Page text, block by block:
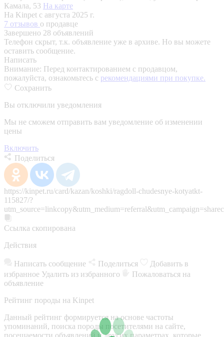
Камала, 53 На карте
На Kinpet c августа 2025 г.
7 отзывов о продавце
Завершено 28 объявлений
Телефон скрыт, т.к. объявление уже в архиве. Но вы можете
оставить сообщение.
Написать
Внимание: Перед контактированием с продавцом,
пожалуйста, ознакомьтесь с рекомендациями при покупке.
Сохранить
Вы отключили уведомления
Мы не сможем отправить вам уведомление об изменении
цены
Включить
Поделиться
https://kinpet.ru/card/kazan/koshki/ragdoll-chudesnye-kotyatkt-
115827/?
Ссылка скопирована
Действия
Написать сообщение Поделиться
Добавить в
избранное Удалить из избранного
Пожаловаться на
объявление
Рейтинг породы на Kinpet
Данный рейтинг формируется на основе частоты
упоминаний, поиска породы посетителями на сайте,
посещаемости объявлений и других параметрах, которые